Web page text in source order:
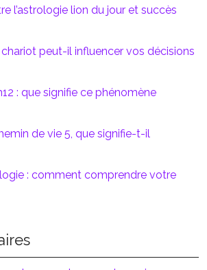
l’astrologie lion du jour et succès
peut-il influencer vos décisions
: que signifie ce phénomène
de vie 5, que signifie-t-il
: comment comprendre votre